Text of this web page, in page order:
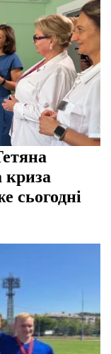
сьогодні